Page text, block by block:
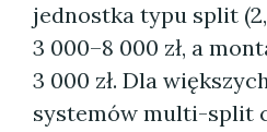
jednostka typu split
3 000–8 000 zł, a
3 000 zł. Dla
systemów multi-split